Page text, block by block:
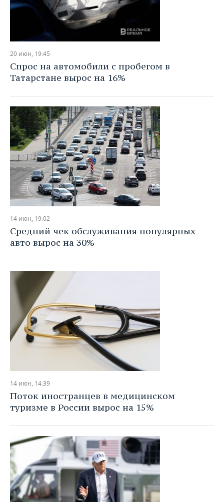
20 июн, 19:45
Спрос на автомобили с пробегом в
Татарстане вырос на 16%
14 июн, 19:02
Средний чек обслуживания популярных
авто вырос на 30%
14 июн, 14:39
Поток иностранцев в медицинском
туризме в России вырос на 15%